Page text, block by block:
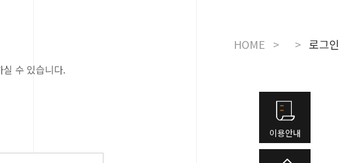
HOME > > 로그인
수 있습니다.
이용안내